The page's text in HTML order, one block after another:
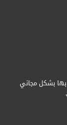
من 30 سنة نحتفظ بها بشكل مجاني